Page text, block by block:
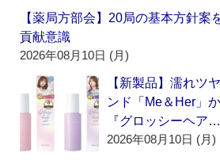
【薬局方部会】20局の基本方針案
貢献意識
2026年08月10日 (月)
【新製品】濡れツ
ンド「Me＆Her」
『グロッシーヘア…
2026年08月10日 (月)